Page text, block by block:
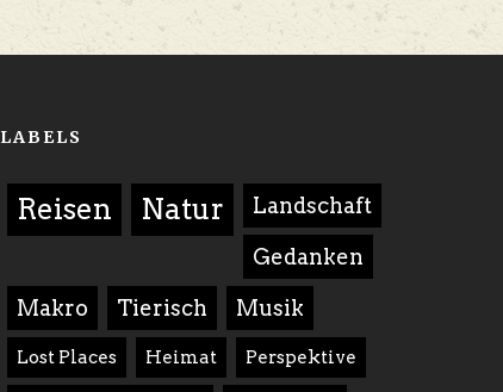
LABELS
Reisen Natur Landschaft
Gedanken
Makro Tierisch Musik
Lost Places Heimat Perspektive